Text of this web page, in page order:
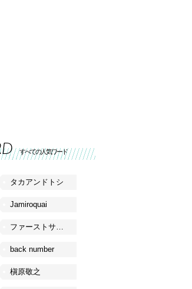
すべての人気ワード
タカアンドトシ
Jamiroquai
ファーストサマーウイカ
back number
槇原敬之